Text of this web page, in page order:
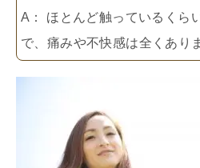
A： ほとんど触っているくら
で、痛みや不快感は全くあり